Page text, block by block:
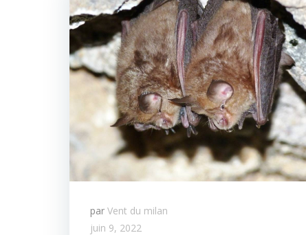
par Vent du milan
juin 9, 2022